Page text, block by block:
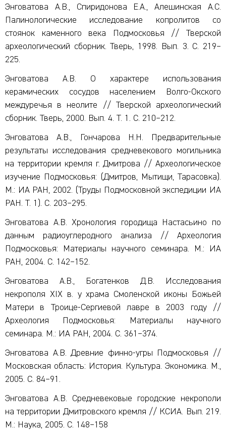
Энговатова А.В., Спиридонова Е.А., Алешинская А.С.
Палинологические исследование копролитов со
стоянок каменного века Подмосковья // Тверской
археологический сборник. Тверь, 1998. Вып. 3. С. 219–
225.
Энговатова А.В. О характере использования
керамических сосудов населением Волго-Окского
междуречья в неолите // Тверской археологический
сборник. Тверь, 2000. Вып. 4. Т. 1. С. 210–212.
Энговатова А.В., Гончарова Н.Н. Предварительные
результаты исследования средневекового могильника
на территории кремля г. Дмитрова // Археологическое
изучение Подмосковья: (Дмитров, Мытищи, Тарасовка).
М.: ИА РАН, 2002. (Труды Подмосковной экспедиции ИА
РАН. Т. 1). С. 203–295.
Энговатова А.В. Хронология городища Настасьино по
данным радиоуглеродного анализа // Археология
Подмосковья: Материалы научного семинара. М.: ИА
РАН, 2004. С. 142–152.
Энговатова А.В., Богатенков Д.В. Исследования
некрополя XIX в. у храма Смоленской иконы Божьей
Матери в Троице-Сергиевой лавре в 2003 году //
Археология Подмосковья: Материалы научного
семинара. М.: ИА РАН, 2004. С. 361–374.
Энговатова А.В. Древние финно-угры Подмосковья //
Московская область: История. Культура. Экономика. М.,
2005. С. 84–91.
Энговатова А.В. Средневековые городские некрополи
на территории Дмитровского кремля // КСИА. Вып. 219.
М.: Наука, 2005. С. 148–158